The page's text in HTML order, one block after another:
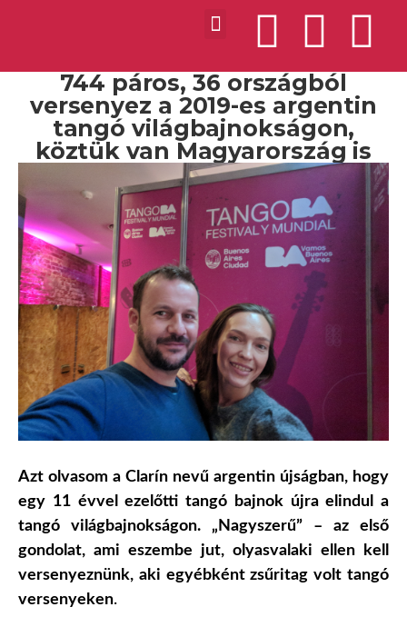
744 páros, 36 országból
versenyez a 2019-es argentin
tangó világbajnokságon,
köztük van Magyarország is
Azt olvasom a Clarín nevű argentin újságban, hogy
egy 11 évvel ezelőtti tangó bajnok újra elindul a
tangó világbajnokságon. „Nagyszerű” – az első
gondolat, ami eszembe jut, olyasvalaki ellen kell
versenyeznünk, aki egyébként zsűritag volt tangó
versenyeken.